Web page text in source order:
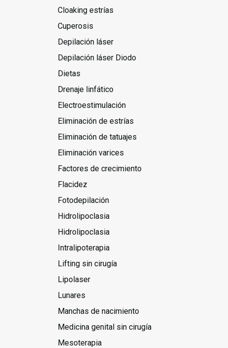
Cloaking estrías
Cuperosis
Depilación láser
Depilación láser Diodo
Dietas
Drenaje linfático
Electroestimulación
Eliminación de estrías
Eliminación de tatuajes
Eliminación varices
Factores de crecimiento
Flacidez
Fotodepilación
Hidrolipoclasia
Hidrolipoclasia
Intralipoterapia
Lifting sin cirugía
Lipolaser
Lunares
Manchas de nacimiento
Medicina genital sin cirugía
Mesoterapia